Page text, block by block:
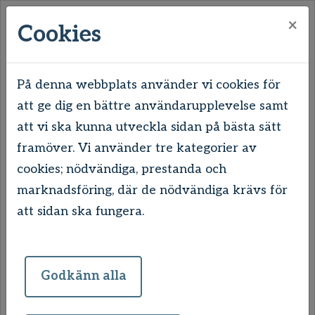
Hem
Uddevalla
Hovhult
Romansvägen
Romansvägen
gott om lekplatser, en multiarena och bilfria
Cookies ×
På denna webbplats använder vi cookies för
att ge dig en bättre användarupplevelse samt
att vi ska kunna utveckla sidan på bästa sätt
framöver. Vi använder tre kategorier av
cookies; nödvändiga, prestanda och
marknadsföring, där de nödvändiga krävs för
att sidan ska fungera.
Godkänn alla